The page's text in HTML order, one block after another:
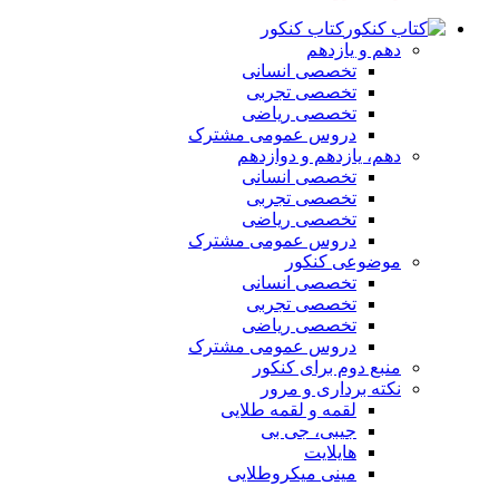
کتاب کنکور
دهم و یازدهم
تخصصی انسانی
تخصصی تجربی
تخصصی ریاضی
دروس عمومی مشترک
دهم، یازدهم و دوازدهم
تخصصی انسانی
تخصصی تجربی
تخصصی ریاضی
دروس عمومی مشترک
موضوعی کنکور
تخصصی انسانی
تخصصی تجربی
تخصصی ریاضی
دروس عمومی مشترک
منبع دوم برای کنکور
نکته برداری و مرور
لقمه و لقمه طلایی
جیبی، جی بی
هایلایت
مینی میکروطلایی